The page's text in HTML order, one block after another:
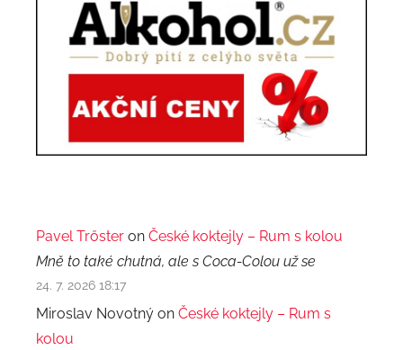
Pavel Trőster on České koktejly – Rum s kolou
Mně to také chutná, ale s Coca-Colou už se
24. 7. 2026 18:17
Miroslav Novotný on České koktejly – Rum s
kolou